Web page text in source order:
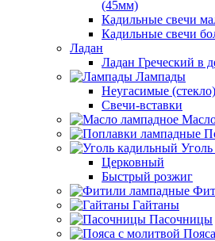
(45мм)
Кадильные свечи
Кадильные свечи
Ладан
Ладан Греческий в
Лампады
Неугасимые (стекло)
Свечи-вставки
Церковный
Быстрый розжиг
Гайтаны
Пасочницы